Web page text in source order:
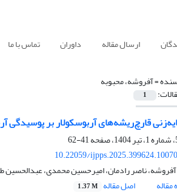
ارسال مقاله داوران تماس با ما
=آفروشه، محبوبه
1
قارچ‌ریشه‌های آربوسکولار بر
41-62
10.22059/
ناصر رادمان، امیرحسین محمدی، عبدالحسین
اصل مقاله 1.37 M